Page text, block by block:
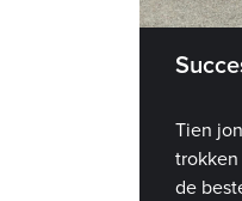
Tien
de